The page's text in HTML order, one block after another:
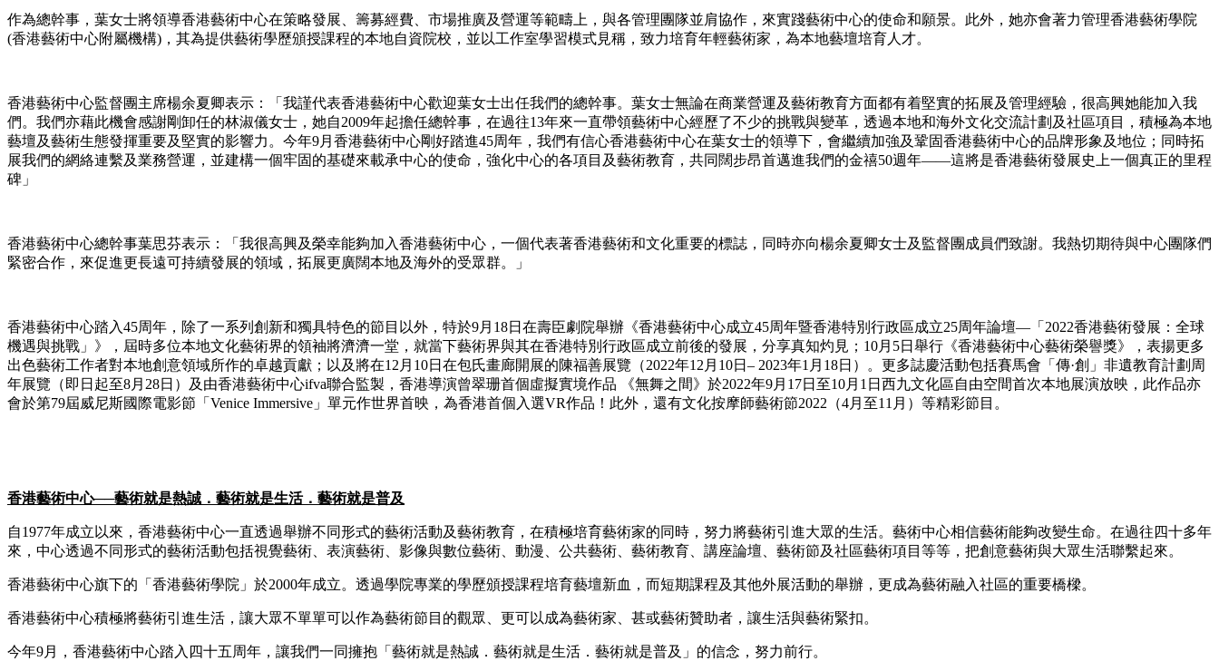
作為總幹事，葉女士將領導香港藝術中心在策略發展、籌募經費、市場推廣及營運等範疇上，與各管理團隊並肩協作，來實踐藝術中心的使命和願景。此外，她亦會著力管理香港藝術學院
(香港藝術中心附屬機構)，其為提供藝術學歷頒授課程的本地自資院校，並以工作室學習模式見稱，致力培育年輕藝術家，為本地藝壇培育人才。
香港藝術中心監督團主席楊余夏卿表示：「我謹代表香港藝術中心歡迎葉女士出任我們的總幹事。葉女士無論在商業營運及藝術教育方面都有着堅實的拓展及管理經驗，很高興她能加入我
們。我們亦藉此機會感謝剛卸任的林淑儀女士，她自2009年起擔任總幹事，在過往13年來一直帶領藝術中心經歷了不少的挑戰與變革，透過本地和海外文化交流計劃及社區項目，積極為本地
藝壇及藝術生態發揮重要及堅實的影響力。今年9月香港藝術中心剛好踏進45周年，我們有信心香港藝術中心在葉女士的領導下，會繼續加強及鞏固香港藝術中心的品牌形象及地位；同時拓
展我們的網絡連繫及業務營運，並建構一個牢固的基礎來載承中心的使命，強化中心的各項目及藝術教育，共同闊步昂首邁進我們的金禧50週年——這將是香港藝術發展史上一個真正的里程
碑」
香港藝術中心總幹事葉思芬表示：「我很高興及榮幸能夠加入香港藝術中心，一個代表著香港藝術和文化重要的標誌，同時亦向楊余夏卿女士及監督團成員們致謝。我熱切期待與中心團隊們
緊密合作，來促進更長遠可持續發展的領域，拓展更廣闊本地及海外的受眾群。」
香港藝術中心踏入45周年，除了一系列創新和獨具特色的節目以外，特於9月18日在壽臣劇院舉辦《香港藝術中心成立45周年暨香港特別行政區成立25周年論壇—「2022香港藝術發展：全球
機遇與挑戰」》，屆時多位本地文化藝術界的領袖將濟濟一堂，就當下藝術界與其在香港特別行政區成立前後的發展，分享真知灼見；10月5日舉行《香港藝術中心藝術榮譽獎》，表揚更多
出色藝術工作者對本地創意領域所作的卓越貢獻；以及將在12月10日在包氏畫廊開展的陳福善展覽（2022年12月10日– 2023年1月18日）。更多誌慶活動包括賽馬會「傳·創」非遺教育計劃周
年展覽（即日起至8月28日）及由香港藝術中心ifva聯合監製，香港導演曾翠珊首個虛擬實境作品 《無舞之間》於2022年9月17日至10月1日西九文化區自由空間首次本地展演放映，此作品亦
會於第79屆威尼斯國際電影節「Venice Immersive」單元作世界首映，為香港首個入選VR作品！此外，還有文化按摩師藝術節2022（4月至11月）等精彩節目。
香港藝術中心──藝術就是熱誠．藝術就是生活．藝術就是普及
自1977年成立以來，香港藝術中心一直透過舉辦不同形式的藝術活動及藝術教育，在積極培育藝術家的同時，努力將藝術引進大眾的生活。藝術中心相信藝術能夠改變生命。在過往四十多年
來，中心透過不同形式的藝術活動包括視覺藝術、表演藝術、影像與數位藝術、動漫、公共藝術、藝術教育、講座論壇、藝術節及社區藝術項目等等，把創意藝術與大眾生活聯繫起來。
香港藝術中心旗下的「香港藝術學院」於2000年成立。透過學院專業的學歷頒授課程培育藝壇新血，而短期課程及其他外展活動的舉辦，更成為藝術融入社區的重要橋樑。
香港藝術中心積極將藝術引進生活，讓大眾不單單可以作為藝術節目的觀眾、更可以成為藝術家、甚或藝術贊助者，讓生活與藝術緊扣。
今年9月，香港藝術中心踏入四十五周年，讓我們一同擁抱「藝術就是熱誠．藝術就是生活．藝術就是普及」的信念，努力前行。